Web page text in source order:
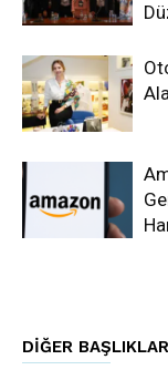
DIĞER BAŞLIKLAR